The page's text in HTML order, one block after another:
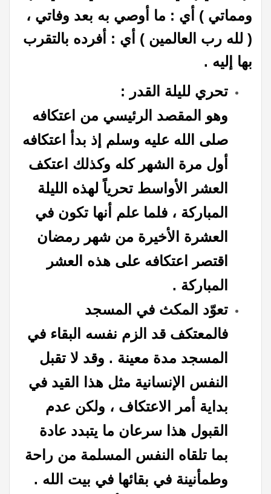
ومماتي ) أي : ما أوصي به بعد وفاتي ،
( لله رب العالمين ) أي : أفرده بالتقرب
بها إليه .
تحري لليلة القدر :
وهو المقصد الرئيسي من اعتكافه
صلى الله عليه وسلم إذ بدأ اعتكافه
أول مرة الشهر كله وكذلك اعتكف
العشر الأواسط تحرياً لهذه الليلة
المباركة ، فلما علم أنها تكون في
العشرة الأخيرة من شهر رمضان
اقتصر اعتكافه على هذه العشر
المباركة .
تعوّد المكث في المسجد
فالمعتكف قد الزم نفسه البقاء في
المسجد مدة معينة . وقد لا تقبل
النفس الإنسانية مثل هذا القيد في
بداية أمر الاعتكاف ، ولكن عدم
القبول هذا سرعان ما يتبدد عادة
بما تلقاه النفس المسلمة من راحة
وطمأنينة في بقائها في بيت الله .